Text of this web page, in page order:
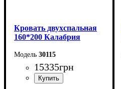
Кровать двухспальная
160*200 Калабрия
30115
15335грн